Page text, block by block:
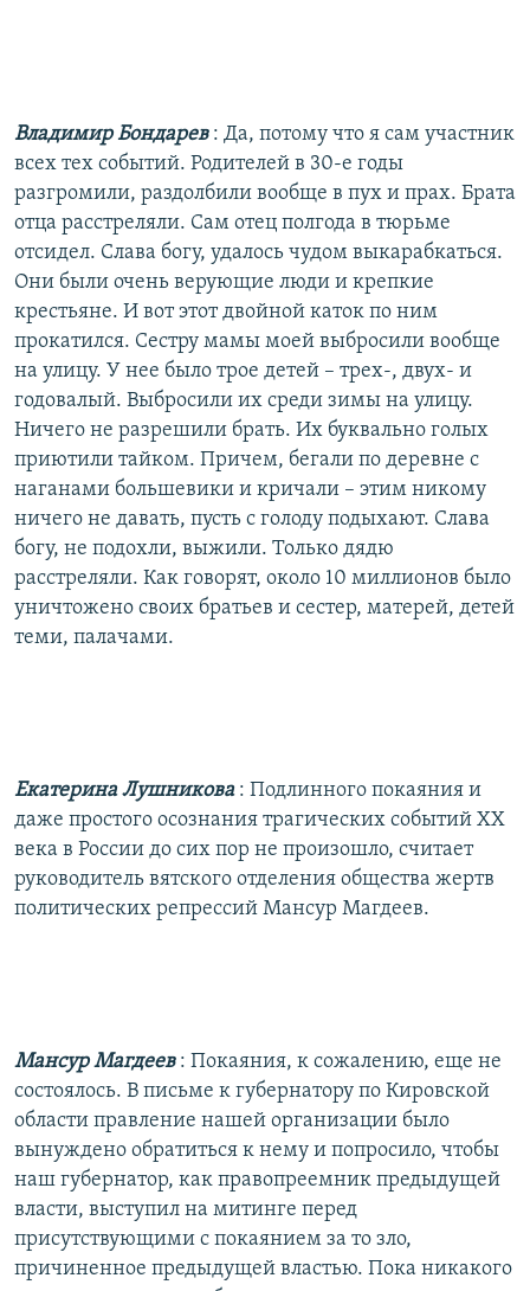
Владимир Бондарев : Да, потому что я сам участник
всех тех событий. Родителей в 30-е годы
разгромили, раздолбили вообще в пух и прах. Брата
отца расстреляли. Сам отец полгода в тюрьме
отсидел. Слава богу, удалось чудом выкарабкаться.
Они были очень верующие люди и крепкие
крестьяне. И вот этот двойной каток по ним
прокатился. Сестру мамы моей выбросили вообще
на улицу. У нее было трое детей – трех-, двух- и
годовалый. Выбросили их среди зимы на улицу.
Ничего не разрешили брать. Их буквально голых
приютили тайком. Причем, бегали по деревне с
наганами большевики и кричали – этим никому
ничего не давать, пусть с голоду подыхают. Слава
богу, не подохли, выжили. Только дядю
расстреляли. Как говорят, около 10 миллионов было
уничтожено своих братьев и сестер, матерей, детей
теми, палачами.
Екатерина Лушникова : Подлинного покаяния и
даже простого осознания трагических событий XX
века в России до сих пор не произошло, считает
руководитель вятского отделения общества жертв
политических репрессий Мансур Магдеев.
Мансур Магдеев : Покаяния, к сожалению, еще не
состоялось. В письме к губернатору по Кировской
области правление нашей организации было
вынуждено обратиться к нему и попросило, чтобы
наш губернатор, как правопреемник предыдущей
власти, выступил на митинге перед
присутствующими с покаянием за то зло,
причиненное предыдущей властью. Пока никакого